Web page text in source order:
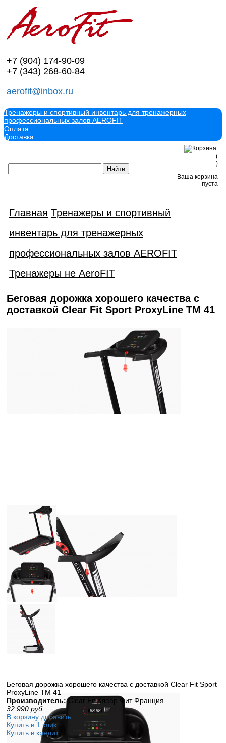
+7 (904) 174-90-09
+7 (343) 268-60-84
aerofit@inbox.ru
Тренажеры и спортивный инвентарь для тренажерных
профессиональных залов AEROFIT
Оплата
Доставка
(
)
Ваша корзина
пуста
Главная Тренажеры и спортивный
инвентарь для тренажерных
профессиональных залов AEROFIT
Тренажеры не AeroFIT
Беговая дорожка хорошего качества с
доставкой Clear Fit Sport ProxyLine TM 41
Беговая дорожка хорошего качества с доставкой Clear Fit Sport
ProxyLine TM 41
Производитель:Clear Fit Клеар Фит Франция
32 990 руб.
В корзину добавить
Купить в 1 клик
Купить в кредит